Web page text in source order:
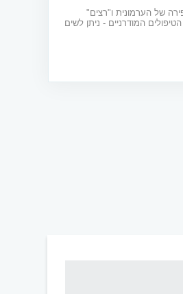
של הערמונית ו"רצים"
המודרניים - ניתן לשים